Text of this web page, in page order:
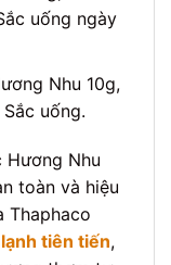
uống ngày
Nhu 10g,
uống.
Hương Nhu
toàn và hiệu
Thaphaco
tiên tiến,